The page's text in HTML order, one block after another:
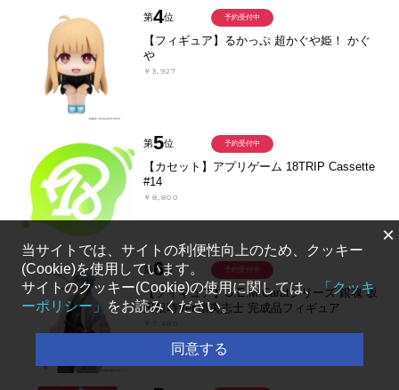
第4位
【フィギュア】るかっぷ 超かぐや姫！ かぐ
や
￥3,927
予約受付中
第5位
【カセット】アプリゲーム 18TRIP Cassette
#14
￥8,800
予約受付中
第6位
【フィギュア】G.E.M.Caratシリーズ 銀魂 坂
田銀時Ver.攘夷志士 完成品フィギュア
予約受付中
×
当サイトでは、サイトの利便性向上のため、クッキー
(Cookie)を使用しています。
サイトのクッキー(Cookie)の使用に関しては、
「クッキ
ーポリシー」
をお読みください。
同意する